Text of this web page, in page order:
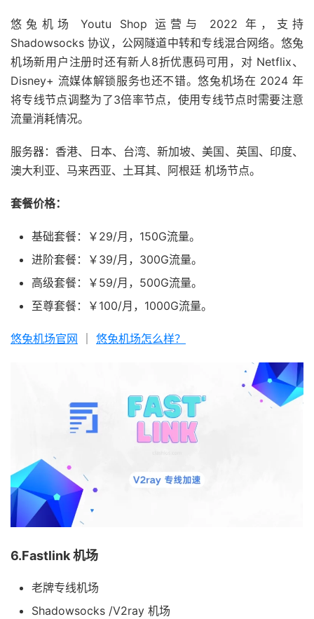
悠兔机场 Youtu Shop 运营与 2022 年，支持
Shadowsocks 协议，公网隧道中转和专线混合网络。悠兔
机场新用户注册时还有新人8折优惠码可用，对 Netflix、
Disney+ 流媒体解锁服务也还不错。悠兔机场在 2024 年
将专线节点调整为了3倍率节点，使用专线节点时需要注意
流量消耗情况。
服务器：香港、日本、台湾、新加坡、美国、英国、印度、
澳大利亚、马来西亚、土耳其、阿根廷 机场节点。
套餐价格：
基础套餐：￥29/月，150G流量。
进阶套餐：￥39/月，300G流量。
高级套餐：￥59/月，500G流量。
至尊套餐：￥100/月，1000G流量。
悠兔机场官网 悠兔机场怎么样？
6.Fastlink 机场
老牌专线机场
Shadowsocks /V2ray 机场